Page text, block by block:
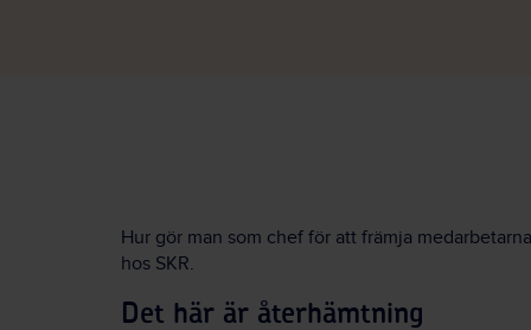
Hur gör man som chef för att främja
hos SKR.
Det här är återhämtning